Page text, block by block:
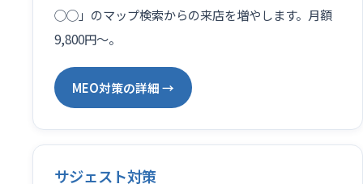
◯◯」のマップ検索からの来店を増やします。月額
9,800円〜。
MEO対策の詳細 →
サジェスト対策